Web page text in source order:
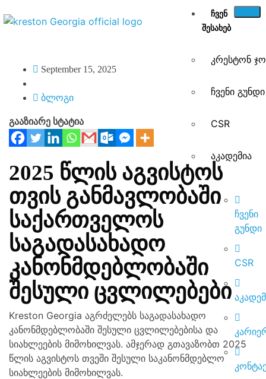
ᲩᲕᲔᲜ
ᲨᲔᲡᲐᲮᲔᲑ
კრესტონ
ჩვენი გუნდი
CSR
აკადემია
ჩვენი
გუნდი
CSR
September 15, 2025
ბლოგი
გააზიარე სტატია
2025 წლის აგვისტოს
თვის განმავლობაში
საქართველოს
საგადასახადო
კანონმდებლობაში
შესული ცვლილებები
Kreston Georgia აგრძელებს საგადასახადო
კანონმდებლობაში შესული ცვლილებებისა და
სიახლეების მიმოხილვას. ამჯერად გთავაზობთ 2025
წლის აგვისტოს თვეში შესული საკანონმდებლო
სიახლეების მიმოხილვას.